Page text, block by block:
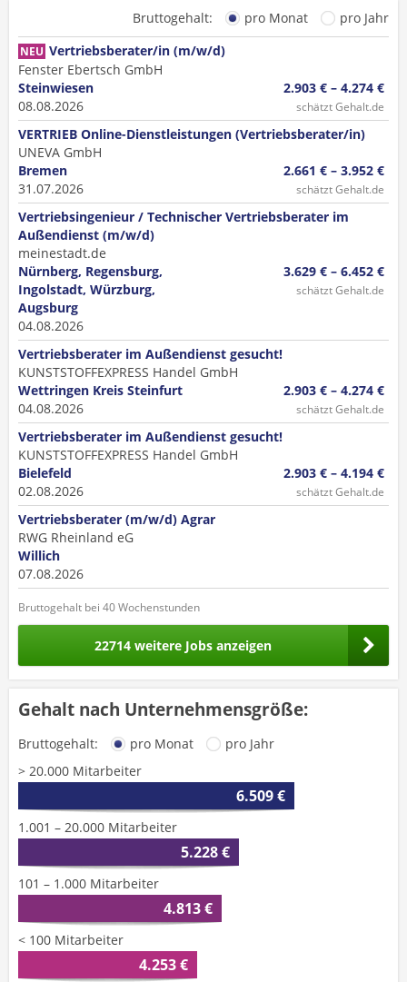
Bruttogehalt: pro Monat pro Jahr
NEU Vertriebsberater/in (m/w/d)
Fenster Ebertsch GmbH
Steinwiesen
08.08.2026
2.903 € – 4.274 €
schätzt Gehalt.de
VERTRIEB Online-Dienstleistungen (Vertriebsberater/in)
UNEVA GmbH
Bremen
31.07.2026
2.661 € – 3.952 €
schätzt Gehalt.de
Vertriebsingenieur / Technischer Vertriebsberater im
Außendienst (m/w/d)
meinestadt.de
Nürnberg, Regensburg,
Ingolstadt, Würzburg,
Augsburg
04.08.2026
3.629 € – 6.452 €
schätzt Gehalt.de
Vertriebsberater im Außendienst gesucht!
KUNSTSTOFFEXPRESS Handel GmbH
Wettringen Kreis Steinfurt
04.08.2026
2.903 € – 4.274 €
schätzt Gehalt.de
Vertriebsberater im Außendienst gesucht!
KUNSTSTOFFEXPRESS Handel GmbH
Bielefeld
02.08.2026
2.903 € – 4.194 €
schätzt Gehalt.de
Vertriebsberater (m/w/d) Agrar
RWG Rheinland eG
Willich
07.08.2026
Bruttogehalt bei 40 Wochenstunden
22714 weitere Jobs anzeigen
Gehalt nach Unternehmensgröße:
Bruttogehalt: pro Monat
pro Jahr
> 20.000 Mitarbeiter
6.509 €
1.001 – 20.000 Mitarbeiter
5.228 €
101 – 1.000 Mitarbeiter
4.813 €
< 100 Mitarbeiter
4.253 €